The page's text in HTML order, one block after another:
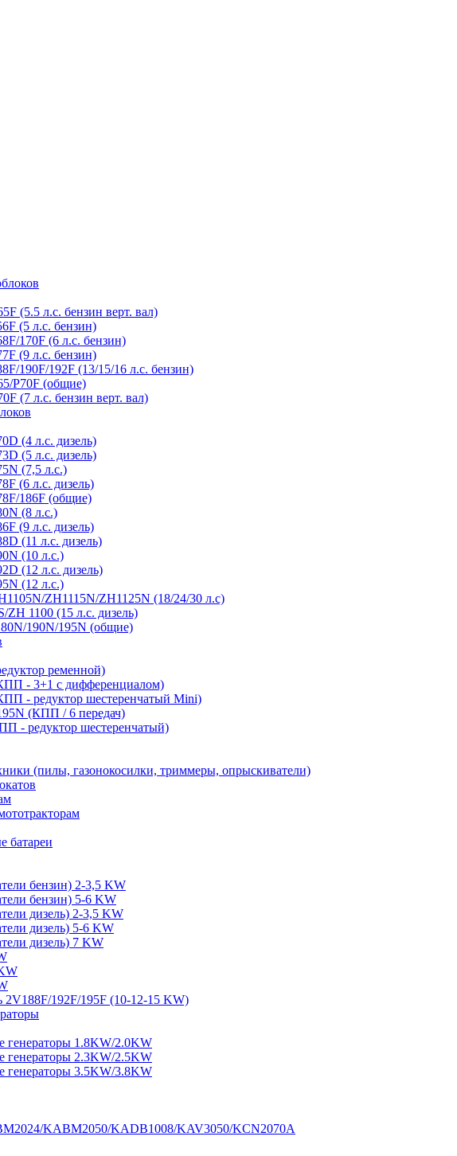
(5.5 л.с. бензин верт. вал)
(5 л.с. бензин)
170F (6 л.с. бензин)
(9 л.с. бензин)
190F/192F (13/15/16 л.с. бензин)
P70F (общие)
(7 л.с. бензин верт. вал)
(4 л.с. дизель)
(5 л.с. дизель)
(7,5 л.с.)
(6 л.с. дизель)
186F (общие)
(8 л.с.)
(9 л.с. дизель)
(11 л.с. дизель)
(10 л.с.)
(12 л.с. дизель)
(12 л.с.)
ZH1115N/ZH1125N (18/24/30 л.с)
ZH 1100 (15 л.с. дизель)
190N/195N (общие)
ременной)
- 3+1 с дифференциалом)
- редуктор шестеренчатый Mini)
(КПП / 6 передач)
- редуктор шестеренчатый)
(пилы, газонокосилки, триммеры, опрыскиватели)
батареи
бензин) 2-3,5 KW
бензин) 5-6 KW
дизель) 2-3,5 KW
дизель) 5-6 KW
дизель) 7 KW
2V188F/192F/195F (10-12-15 KW)
генераторы 1.8KW/2.0KW
генераторы 2.3KW/2.5KW
генераторы 3.5KW/3.8KW
KABM2050/KADB1008/KAV3050/KCN2070A